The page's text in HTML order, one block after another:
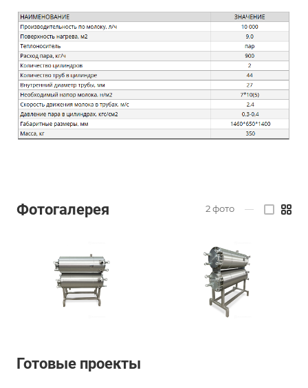
Фотогалерея 2фото —
Готовые проекты